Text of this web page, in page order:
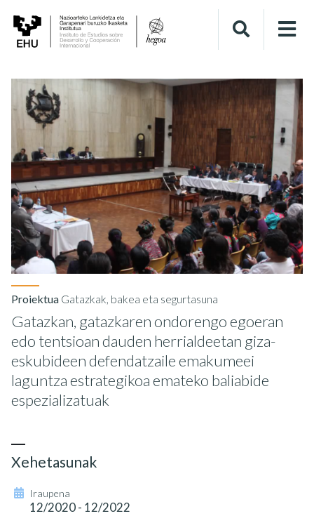
Proiektua Gatazkak, bakea eta segurtasuna
Gatazkan, gatazkaren ondorengo egoeran
edo tentsioan dauden herrialdeetan giza-
eskubideen defendatzaile emakumeei
laguntza estrategikoa emateko baliabide
espezializatuak
Xehetasunak
Iraupena
12/2020 - 12/2022